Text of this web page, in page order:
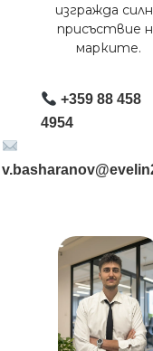
изгражда
присъствие
марките.
+359 88 458
4954